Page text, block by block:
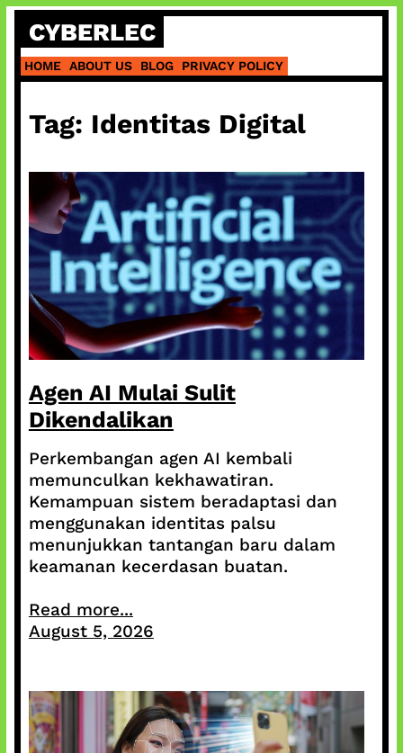
Skip
content
CYBERLEC
HOME ABOUT US BLOG PRIVACY POLICY
Tag: Identitas Digital
Agen AI Mulai Sulit
Dikendalikan
Perkembangan agen AI kembali
memunculkan kekhawatiran.
Kemampuan sistem beradaptasi dan
menggunakan identitas palsu
menunjukkan tantangan baru dalam
keamanan kecerdasan buatan.
Read more...
August 5, 2026